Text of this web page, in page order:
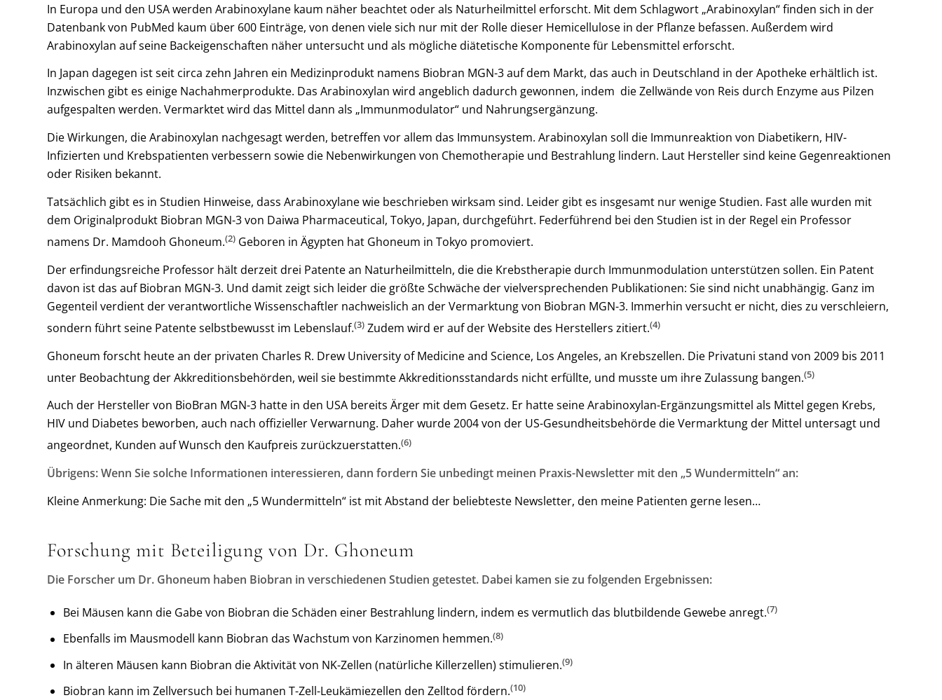
In Europa und den USA werden Arabinoxylane kaum näher beachtet oder als Naturheilmittel erforscht. Mit dem Schlagwort „Arabinoxylan“ finden sich in der
Datenbank von PubMed kaum über 600 Einträge, von denen viele sich nur mit der Rolle dieser Hemicellulose in der Pflanze befassen. Außerdem wird
Arabinoxylan auf seine Backeigenschaften näher untersucht und als mögliche diätetische Komponente für Lebensmittel erforscht.
In Japan dagegen ist seit circa zehn Jahren ein Medizinprodukt namens Biobran MGN-3 auf dem Markt, das auch in Deutschland in der Apotheke erhältlich ist.
Inzwischen gibt es einige Nachahmerprodukte. Das Arabinoxylan wird angeblich dadurch gewonnen, indem die Zellwände von Reis durch Enzyme aus Pilzen
aufgespalten werden. Vermarktet wird das Mittel dann als „Immunmodulator“ und Nahrungsergänzung.
Die Wirkungen, die Arabinoxylan nachgesagt werden, betreffen vor allem das Immunsystem. Arabinoxylan soll die Immunreaktion von Diabetikern, HIV-
Infizierten und Krebspatienten verbessern sowie die Nebenwirkungen von Chemotherapie und Bestrahlung lindern. Laut Hersteller sind keine Gegenreaktionen
oder Risiken bekannt.
Tatsächlich gibt es in Studien Hinweise, dass Arabinoxylane wie beschrieben wirksam sind. Leider gibt es insgesamt nur wenige Studien. Fast alle wurden mit
dem Originalprodukt Biobran MGN-3 von Daiwa Pharmaceutical, Tokyo, Japan, durchgeführt. Federführend bei den Studien ist in der Regel ein Professor
namens Dr. Mamdooh Ghoneum.(2) Geboren in Ägypten hat Ghoneum in Tokyo promoviert.
Der erfindungsreiche Professor hält derzeit drei Patente an Naturheilmitteln, die die Krebstherapie durch Immunmodulation unterstützen sollen. Ein Patent
davon ist das auf Biobran MGN-3. Und damit zeigt sich leider die größte Schwäche der vielversprechenden Publikationen: Sie sind nicht unabhängig. Ganz im
Gegenteil verdient der verantwortliche Wissenschaftler nachweislich an der Vermarktung von Biobran MGN-3. Immerhin versucht er nicht, dies zu verschleiern,
sondern führt seine Patente selbstbewusst im Lebenslauf.(3) Zudem wird er auf der Website des Herstellers zitiert.(4)
Ghoneum forscht heute an der privaten Charles R. Drew University of Medicine and Science, Los Angeles, an Krebszellen. Die Privatuni stand von 2009 bis 2011
unter Beobachtung der Akkreditionsbehörden, weil sie bestimmte Akkreditionsstandards nicht erfüllte, und musste um ihre Zulassung bangen.(5)
Auch der Hersteller von BioBran MGN-3 hatte in den USA bereits Ärger mit dem Gesetz. Er hatte seine Arabinoxylan-Ergänzungsmittel als Mittel gegen Krebs,
HIV und Diabetes beworben, auch nach offizieller Verwarnung. Daher wurde 2004 von der US-Gesundheitsbehörde die Vermarktung der Mittel untersagt und
angeordnet, Kunden auf Wunsch den Kaufpreis zurückzuerstatten.(6)
Übrigens: Wenn Sie solche Informationen interessieren, dann fordern Sie unbedingt meinen Praxis-Newsletter mit den „5 Wundermitteln“ an:
Kleine Anmerkung: Die Sache mit den „5 Wundermitteln“ ist mit Abstand der beliebteste Newsletter, den meine Patienten gerne lesen…
Forschung mit Beteiligung von Dr. Ghoneum
Die Forscher um Dr. Ghoneum haben Biobran in verschiedenen Studien getestet. Dabei kamen sie zu folgenden Ergebnissen:
Bei Mäusen kann die Gabe von Biobran die Schäden einer Bestrahlung lindern, indem es vermutlich das blutbildende Gewebe anregt.(7)
Ebenfalls im Mausmodell kann Biobran das Wachstum von Karzinomen hemmen.(8)
In älteren Mäusen kann Biobran die Aktivität von NK-Zellen (natürliche Killerzellen) stimulieren.(9)
Biobran kann im Zellversuch bei humanen T-Zell-Leukämiezellen den Zelltod fördern.(10)